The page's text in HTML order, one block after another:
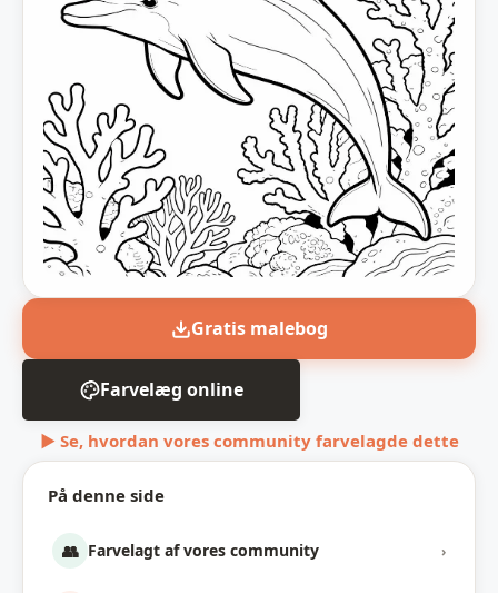
På denne side
👥 Farvelagt af vores community ›
Gratis malebog
Farvelæg online
▶ Se, hvordan vores community farvelagde dette